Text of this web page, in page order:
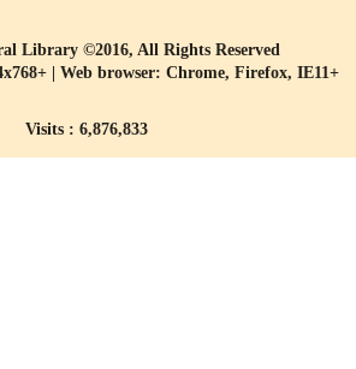
Library ©2016, All Rights Reserved
| Web browser: Chrome, Firefox, IE11+
Visits : 6,876,833